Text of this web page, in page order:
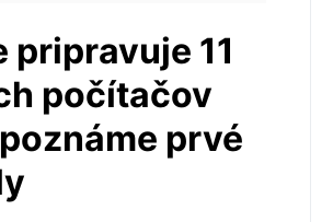
pripravuje 11
počítačov
prvé